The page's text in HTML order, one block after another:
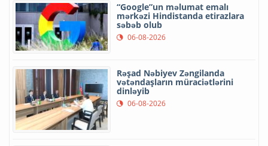
“Google”un məlumat emalı
mərkəzi Hindistanda etirazlara
səbəb olub
06-08-2026
Rəşad Nəbiyev Zəngilanda
vətəndaşların müraciətlərini
dinləyib
06-08-2026